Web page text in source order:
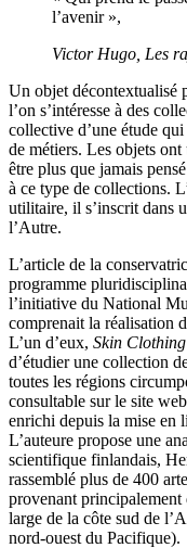
l’avenir »,
Victor Hugo, Les
Un objet décontextualisé
l’on s’intéresse à des
collective d’une étude
de métiers. Les objets
être plus que jamais
à ce type de collections.
utilitaire, il s’inscrit dans
l’Autre.
L’article de la
programme
l’initiative du National
comprenait la réalisation
L’un d’eux, Skin
d’étudier une collection
toutes les régions
consultable sur le site web
enrichi depuis la mise en
L’auteure propose une
scientifique finlandais,
rassemblé plus de 400
provenant
large de la côte sud de
nord-ouest du Pacifique).